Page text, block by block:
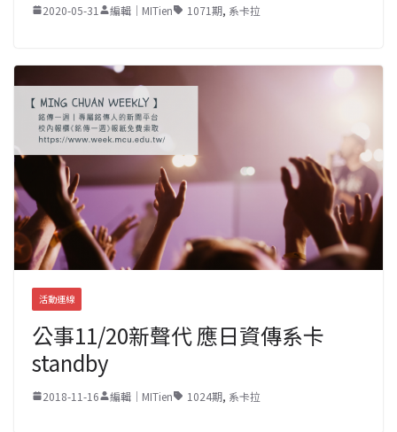
2020-05-31 編輯｜MITien 1071期, 系卡拉
活動連線
公事11/20新聲代 應日資傳系卡
standby
2018-11-16 編輯｜MITien 1024期, 系卡拉